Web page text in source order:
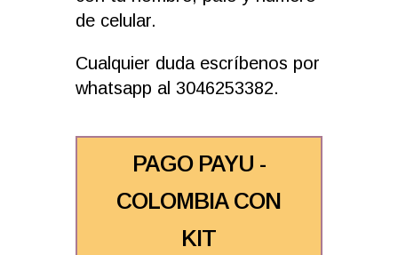
de celular.
Cualquier duda escríbenos por
whatsapp al 3046253382.
PAGO PAYU -
COLOMBIA CON
KIT